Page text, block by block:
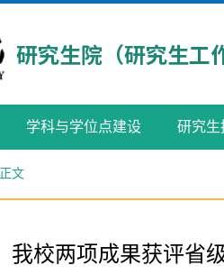
学科与学位点建设 研究生
正文
我校两项成果获评省